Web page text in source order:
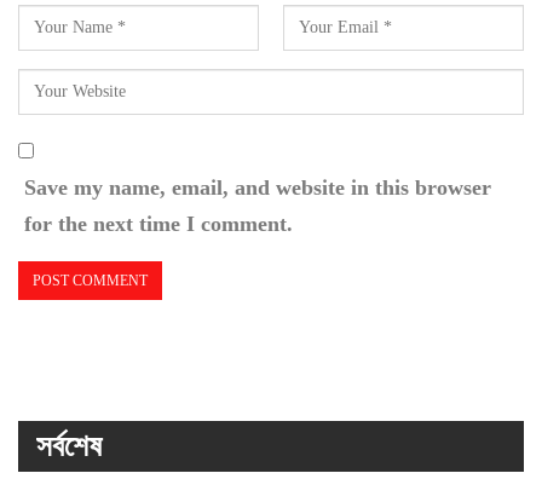
Save my name, email, and website in this browser
for the next time I comment.
সর্বশেষ